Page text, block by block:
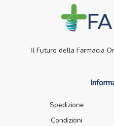
Il Futuro della Farmacia
Spedizione
Condizioni